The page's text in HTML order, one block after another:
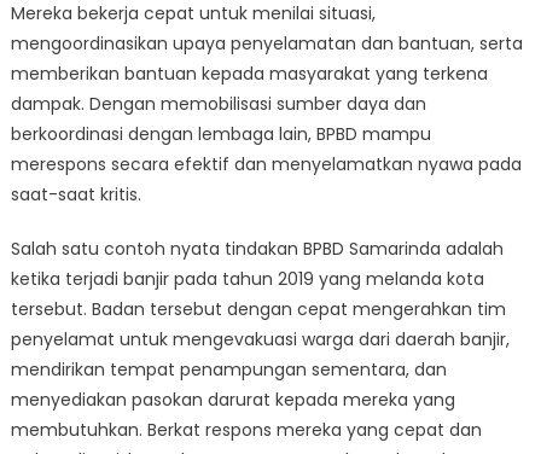
Mereka bekerja cepat untuk menilai situasi,
mengoordinasikan upaya penyelamatan dan bantuan, serta
memberikan bantuan kepada masyarakat yang terkena
dampak. Dengan memobilisasi sumber daya dan
berkoordinasi dengan lembaga lain, BPBD mampu
merespons secara efektif dan menyelamatkan nyawa pada
saat-saat kritis.
Salah satu contoh nyata tindakan BPBD Samarinda adalah
ketika terjadi banjir pada tahun 2019 yang melanda kota
tersebut. Badan tersebut dengan cepat mengerahkan tim
penyelamat untuk mengevakuasi warga dari daerah banjir,
mendirikan tempat penampungan sementara, dan
menyediakan pasokan darurat kepada mereka yang
membutuhkan. Berkat respons mereka yang cepat dan